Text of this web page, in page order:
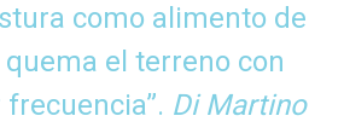
como alimento de
el terreno con
Di Martino